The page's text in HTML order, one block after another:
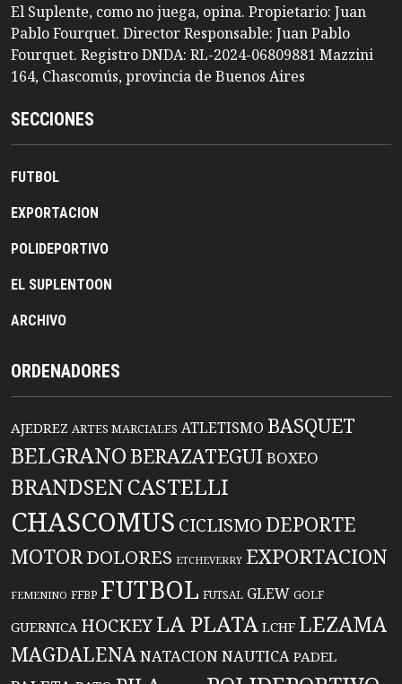
El Suplente, como no juega, opina. Propietario: Juan
Pablo Fourquet. Director Responsable: Juan Pablo
Fourquet. Registro DNDA: RL-2024-06809881 Mazzini
164, Chascomús, provincia de Buenos Aires
SECCIONES
FUTBOL
EXPORTACION
POLIDEPORTIVO
EL SUPLENTOON
ARCHIVO
ORDENADORES
AJEDREZ ARTES MARCIALES ATLETISMO BASQUET
BELGRANO BERAZATEGUIBOXEO
BRANDSENCASTELLI
CHASCOMUS CICLISMO DEPORTE
MOTORDOLORES ETCHEVERRY EXPORTACION
FEMENINO FFBP FUTBOL FUTSAL GLEW GOLF
GUERNICA HOCKEYLA PLATA LCHF LEZAMA
MAGDALENANATACIONNAUTICA PADEL